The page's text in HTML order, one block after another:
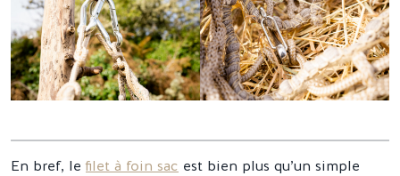
En bref, lefilet à foin sac est bien plus qu’un simple